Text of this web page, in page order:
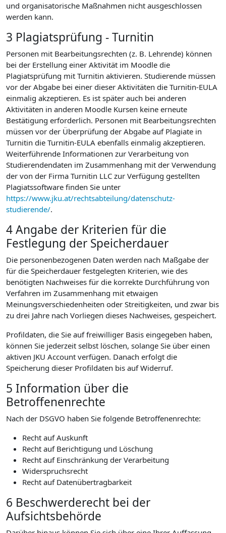
und organisatorische Maßnahmen nicht ausgeschlossen
werden kann.
3 Plagiatsprüfung - Turnitin
Personen mit Bearbeitungsrechten (z. B. Lehrende) können
bei der Erstellung einer Aktivität im Moodle die
Plagiatsprüfung mit Turnitin aktivieren. Studierende müssen
vor der Abgabe bei einer dieser Aktivitäten die Turnitin-EULA
einmalig akzeptieren. Es ist später auch bei anderen
Aktivitäten in anderen Moodle Kursen keine erneute
Bestätigung erforderlich. Personen mit Bearbeitungsrechten
müssen vor der Überprüfung der Abgabe auf Plagiate in
Turnitin die Turnitin-EULA ebenfalls einmalig akzeptieren.
Weiterführende Informationen zur Verarbeitung von
Studierendendaten im Zusammenhang mit der Verwendung
der von der Firma Turnitin LLC zur Verfügung gestellten
Plagiatssoftware finden Sie unter
https://www.jku.at/rechtsabteilung/datenschutz-
studierende/.
4 Angabe der Kriterien für die
Festlegung der Speicherdauer
Die personenbezogenen Daten werden nach Maßgabe der
für die Speicherdauer festgelegten Kriterien, wie des
benötigten Nachweises für die korrekte Durchführung von
Verfahren im Zusammenhang mit etwaigen
Meinungsverschiedenheiten oder Streitigkeiten, und zwar bis
zu drei Jahre nach Vorliegen dieses Nachweises, gespeichert.
Profildaten, die Sie auf freiwilliger Basis eingegeben haben,
können Sie jederzeit selbst löschen, solange Sie über einen
aktiven JKU Account verfügen. Danach erfolgt die
Speicherung dieser Profildaten bis auf Widerruf.
5 Information über die
Betroffenenrechte
Nach der DSGVO haben Sie folgende Betroffenenrechte:
Recht auf Auskunft
Recht auf Berichtigung und Löschung
Recht auf Einschränkung der Verarbeitung
Widerspruchsrecht
Recht auf Datenübertragbarkeit
6 Beschwerderecht bei der
Aufsichtsbehörde